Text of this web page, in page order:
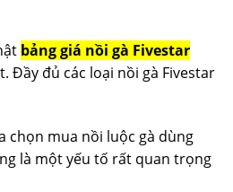
bảng giá nồi gà Fivestar
Đầy đủ các loại nồi gà Fivestar
chọn mua nồi luộc gà dùng
là một yếu tố rất quan trọng